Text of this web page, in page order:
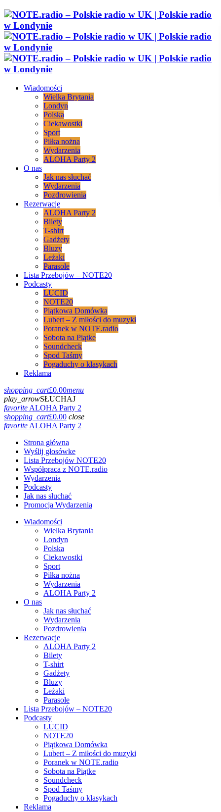
Wiadomości
Wielka Brytania
Londyn
Polska
Ciekawostki
Sport
Piłka nożna
Wydarzenia
ALOHA Party 2
O nas
Jak nas słuchać
Wydarzenia
Pozdrowienia
Rezerwacje
ALOHA Party 2
Bilety
T-shirt
Gadżety
Bluzy
Leżaki
Parasole
Lista Przebojów – NOTE20
Podcasty
LUCID
NOTE20
Piątkowa Domówka
Lubert – Z miłości do muzyki
Poranek w NOTE.radio
Sobota na Piątke
Soundcheck
Spod Taśmy
Pogaduchy o klasykach
Reklama
shopping_cart£0.00menu
play_arrowSŁUCHAJ
favoriteALOHA Party 2
shopping_cart£0.00 close
favoriteALOHA Party 2
Strona główna
Wyślij głosówke
Lista Przebojów NOTE20
Współpraca z NOTE.radio
Wydarzenia
Podcasty
Jak nas słuchać
Promocja Wydarzenia
Wiadomości
Wielka Brytania
Londyn
Polska
Ciekawostki
Sport
Piłka nożna
Wydarzenia
ALOHA Party 2
O nas
Jak nas słuchać
Wydarzenia
Pozdrowienia
Rezerwacje
ALOHA Party 2
Bilety
T-shirt
Gadżety
Bluzy
Leżaki
Parasole
Lista Przebojów – NOTE20
Podcasty
LUCID
NOTE20
Piątkowa Domówka
Lubert – Z miłości do muzyki
Poranek w NOTE.radio
Sobota na Piątke
Soundcheck
Spod Taśmy
Pogaduchy o klasykach
Reklama